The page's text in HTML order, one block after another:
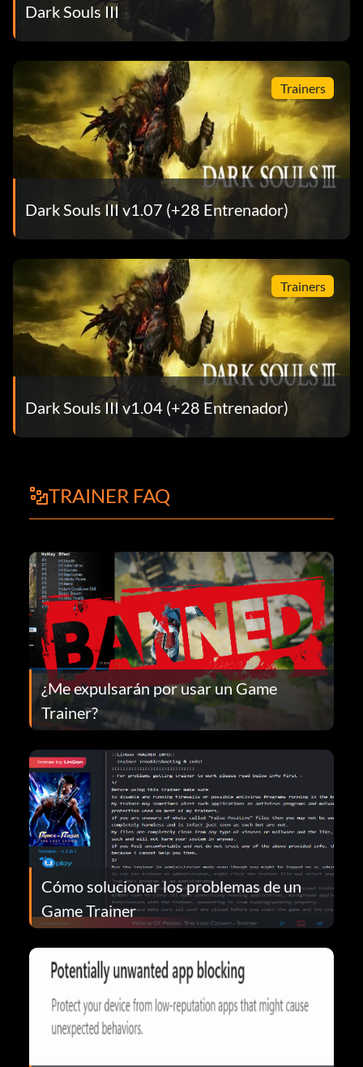
Dark Souls III
Trainers
Dark Souls III v1.07 (+28 Entrenador)
Trainers
Dark Souls III v1.04 (+28 Entrenador)
TRAINER FAQ
¿Me expulsarán por usar un Game
Trainer?
Cómo solucionar los problemas de un
Game Trainer